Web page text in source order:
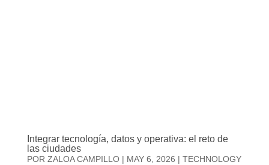
Integrar tecnología, datos y operativa: el reto de
las ciudades
POR ZALOA CAMPILLO| MAY 6, 2026 | TECHNOLOGY